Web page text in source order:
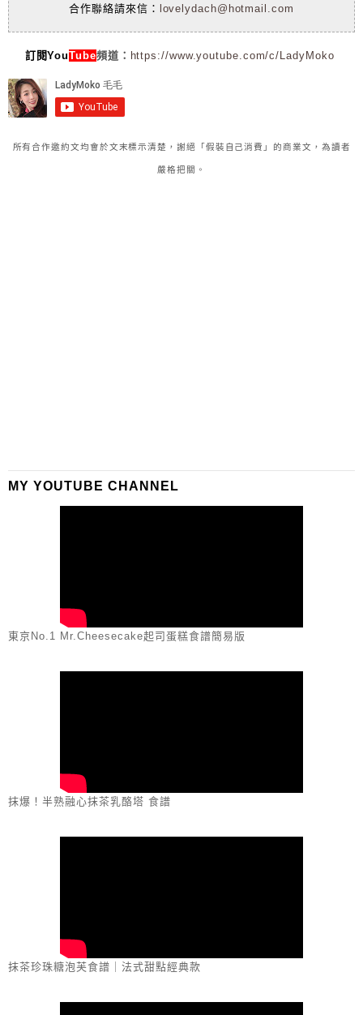
合作聯絡請來信： lovelydach@hotmail.com
訂閱YouTube頻道： https://www.youtube.com/c/LadyMoko
所有合作邀約文均會於文末標示清楚，謝絕「假裝自己消費」的商業文，為讀者
嚴格把關。
MY YOUTUBE CHANNEL
東京No.1 Mr.Cheesecake起司蛋糕食譜簡易版
抹爆！半熟融心抹茶乳酪塔 食譜
抹茶珍珠糖泡芙食譜｜法式甜點經典款